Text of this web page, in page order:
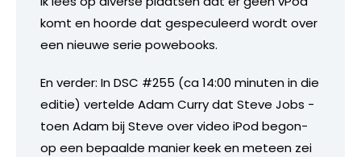
komt en hoorde dat gespeculeerd wordt over
een nieuwe serie powebooks.
En verder: In DSC #255 (ca 14:00 minuten in die
editie) vertelde Adam Curry dat Steve Jobs -
toen Adam bij Steve over video iPod begon-
op een bepaalde manier keek en meteen zei